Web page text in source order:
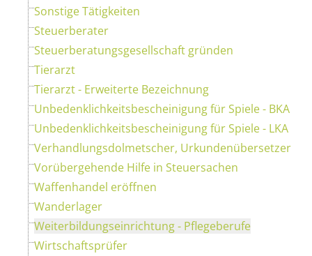
Sonstige Tätigkeiten
Steuerberater
Steuerberatungsgesellschaft gründen
Tierarzt
Tierarzt - Erweiterte Bezeichnung
Unbedenklichkeitsbescheinigung für Spiele - BKA
Unbedenklichkeitsbescheinigung für Spiele - LKA
Verhandlungsdolmetscher, Urkundenübersetzer
Vorübergehende Hilfe in Steuersachen
Waffenhandel eröffnen
Wanderlager
Weiterbildungseinrichtung - Pflegeberufe
Wirtschaftsprüfer